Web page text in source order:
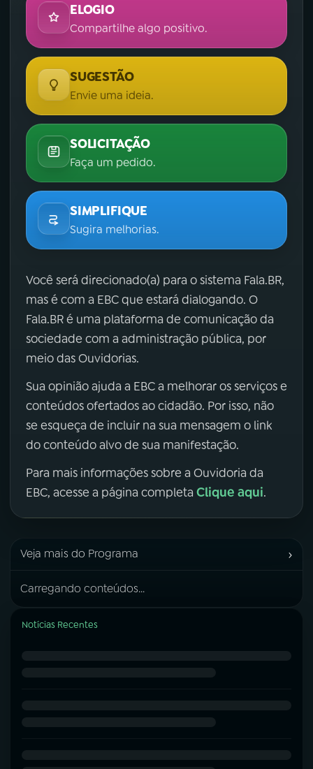
ELOGIO
Compartilhe algo positivo.
SUGESTÃO
Envie uma ideia.
SOLICITAÇÃO
Faça um pedido.
SIMPLIFIQUE
Sugira melhorias.
Você será direcionado(a) para o sistema Fala.BR,
mas é com a EBC que estará dialogando. O
Fala.BR é uma plataforma de comunicação da
sociedade com a administração pública, por
meio das Ouvidorias.
Sua opinião ajuda a EBC a melhorar os serviços e
conteúdos ofertados ao cidadão. Por isso, não
se esqueça de incluir na sua mensagem o link
do conteúdo alvo de sua manifestação.
Para mais informações sobre a Ouvidoria da
EBC, acesse a página completa Clique aqui.
Veja mais do Programa ›
Carregando conteúdos...
Notícias Recentes